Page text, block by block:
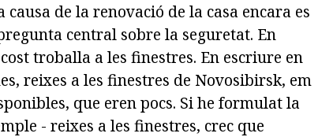
de la renovació de la casa encara es
central sobre la seguretat. En
troballa a les finestres. En escriure en
reixes a les finestres de Novosibirsk, em
que eren pocs. Si he formulat la
- reixes a les finestres, crec que